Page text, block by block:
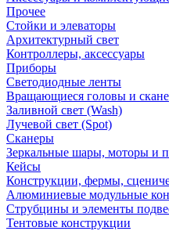
Прочее
Стойки и элеваторы
Архитектурный свет
Контроллеры, аксессуары
Приборы
Светодиодные ленты
Вращающиеся головы и
Заливной свет (Wash)
Лучевой свет (Spot)
Сканеры
Зеркальные шары, моторы и
Кейсы
Конструкции, фермы,
Алюминиевые модульные
Струбцины и элементы
Тентовые конструкции